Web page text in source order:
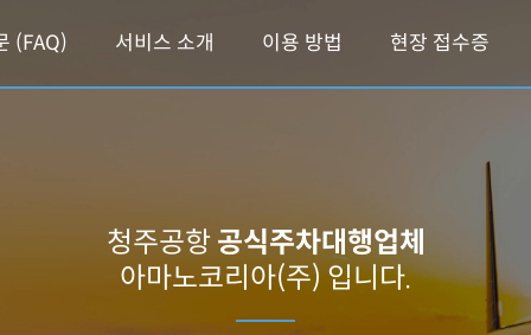
(FAQ) 서비스 소개 이용 방법 현장 접수증
청주공항 공식주차대행업체
아마노코리아(주) 입니다.